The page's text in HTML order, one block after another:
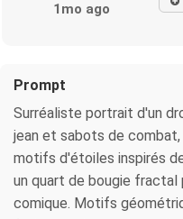
1mo ago
Prompt
Surréaliste portrait d'un
jean et sabots de
motifs d'étoiles inspirés
un quart de bougie
comique. Motifs